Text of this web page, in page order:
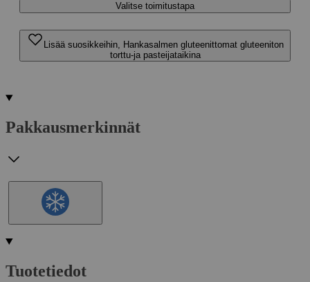
Valitse toimitustapa
Lisää suosikkeihin, Hankasalmen gluteenittomat gluteeniton
torttu-ja pasteijataikina
Pakkausmerkinnät
Tuotetiedot